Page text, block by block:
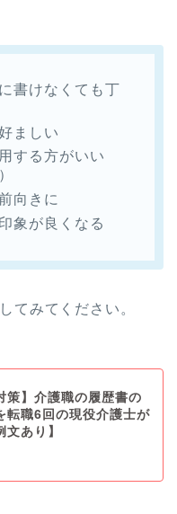
書けなくても丁
ましい
する方がいい
向きに
象が良くなる
てみてください。
策】介護職の履歴書の
転職6回の現役介護士が
文あり】